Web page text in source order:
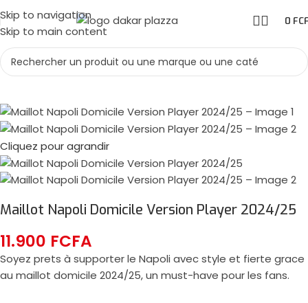
Skip to navigation
Skip to main content
0
Cliquez pour agrandir
Maillot Napoli Domicile Version Player 2024/25
11.900 FCFA
Soyez prets à supporter le Napoli avec style et fierte grace
au maillot domicile 2024/25, un must-have pour les fans.